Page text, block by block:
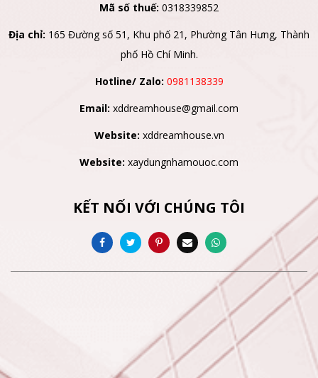
Mã số thuế: 0318339852
Địa chỉ: 165 Đường số 51, Khu phố 21, Phường Tân Hưng, Thành
phố Hồ Chí Minh.
Hotline/ Zalo: 0981138339
Email: xddreamhouse@gmail.com
Website: xddreamhouse.vn
Website: xaydungnhamouoc.com
KẾT NỐI VỚI CHÚNG TÔI